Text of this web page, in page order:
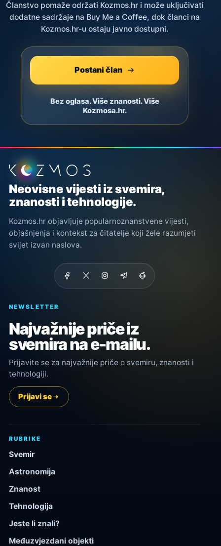
Članstvo pomaže održati Kozmos.hr i može uključivati
dodatne sadržaje na Buy Me a Coffee, dok članci na
Kozmos.hr-u ostaju javno dostupni.
Postani član
Bez oglasa. Više znanosti. Više
Kozmosa.hr.
Podnožje stranice
Neovisne vijesti iz svemira,
znanosti i tehnologije.
Kozmos.hr objavljuje popularnoznanstvene vijesti,
objašnjenja i kontekst za čitatelje koji žele razumjeti
svijet izvan naslova.
NEWSLETTER
Najvažnije priče iz
svemira na e-mailu.
Prijavite se za najvažnije priče o svemiru, znanosti i
tehnologiji.
Prijavi se
RUBRIKE
Svemir
Astronomija
Znanost
Tehnologija
Jeste li znali?
Međuzvjezdani objekti